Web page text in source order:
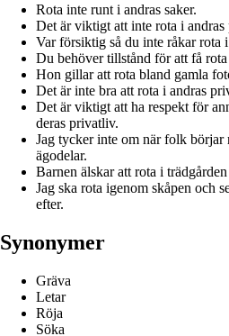
Rota inte runt i andras saker.
Det är viktigt att inte rota i andras
Var försiktig så du inte råkar rota
Du behöver tillstånd för att få
Hon gillar att rota bland gamla
Det är inte bra att rota i andras
Det är viktigt att ha respekt för
deras privatliv.
Jag tycker inte om när folk börjar
ägodelar.
Barnen älskar att rota i
Jag ska rota igenom skåpen och
efter.
Synonymer
Gräva
Letar
Röja
Söka